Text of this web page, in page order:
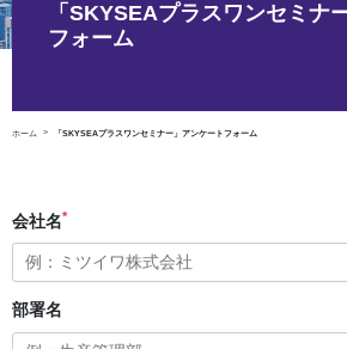
ホーム 「SKYSEAプラスワンセミナー」アンケートフォーム
「SKYSEAプラスワンセミナ
フォーム
会社名*
部署名